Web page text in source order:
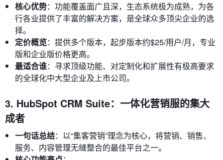
核心优势：功能覆盖面广且深，生态系统极为成熟，为各
行各业提供了丰富的解决方案，是全球众多顶尖企业的选
择。
定价概览：提供多个版本，起步版本约$25/用户/月，专业
版和企业版价格更高。
最适合谁：寻求顶级功能、对定制化和扩展性有极高要求
的全球化中大型企业及上市公司。
3. HubSpot CRM Suite：一体化营销服的集大
成者
一句话总结：以“集客营销”理念为核心，将营销、销售、
服务、内容管理无缝整合的最佳平台之一。